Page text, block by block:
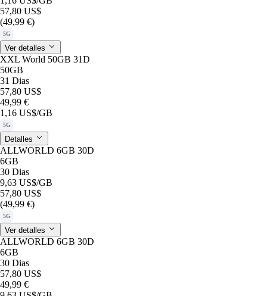
57,80 US$
(49,99 €)
5G
Ver detalles
XXL World 50GB 31D
50GB
31 Dias
57,80 US$
49,99 €
1,16 US$/GB
5G
Detalles
ALLWORLD 6GB 30D
6GB
30 Dias
9,63 US$/GB
57,80 US$
(49,99 €)
5G
Ver detalles
ALLWORLD 6GB 30D
6GB
30 Dias
57,80 US$
49,99 €